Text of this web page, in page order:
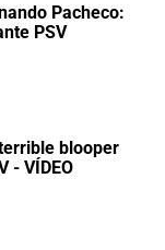
Pacheco:
PSV
blooper
- VÍDEO